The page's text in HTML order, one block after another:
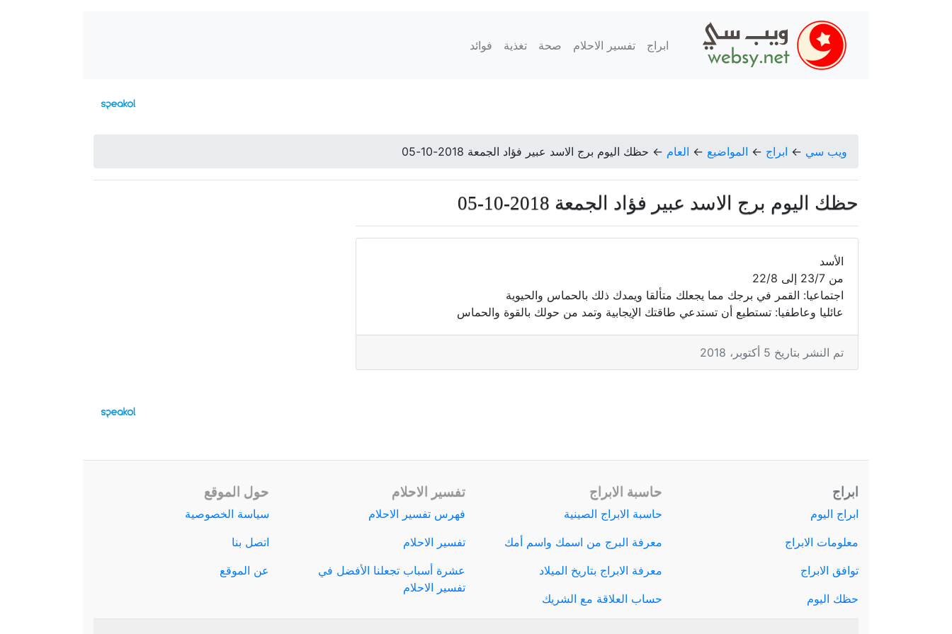
ابراج تفسير الاحلام صحة تغذية فوائد
ويب سي ← ابراج ← المواضيع ← العام ← حظك اليوم برج الاسد عبير فؤاد الجمعة 2018-10-05
حظك اليوم برج الاسد عبير فؤاد الجمعة 2018-10-05
الأسد
من 23/7 إلى 22/8
اجتماعيا: القمر في برجك مما يجعلك متألقا ويمدك ذلك بالحماس والحيوية
عائليا وعاطفيا: تستطيع أن تستدعي طاقتك الإيجابية وتمد من حولك بالقوة والحماس
تم النشر بتاريخ 5 أكتوبر، 2018
ابراج
ابراج اليوم
معلومات الابراج
توافق الابراج
حظك اليوم
حاسبة الابراج
حاسبة الابراج الصينية
معرفة البرج من اسمك واسم أمك
معرفة الابراج بتاريخ الميلاد
حساب العلاقة مع الشريك
تفسير الاحلام
فهرس تفسير الاحلام
تفسير الاحلام
عشرة أسباب تجعلنا الأفضل في
تفسير الاحلام
حول الموقع
سياسة الخصوصية
اتصل بنا
عن الموقع